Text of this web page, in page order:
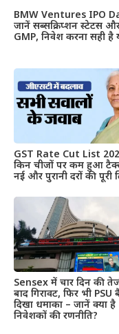
BMW Ventures IPO
जानें सब्सक्रिप्शन स्टेटस
GMP, निवेश करना सही है
GST Rate Cut List
किन चीजों पर कम हुआ
नई और पुरानी दरों की पूरी
Sensex में चार दिन की
बाद गिरावट, फिर भी PSU
दिखा धमाका – जानें क्या है
निवेशकों की रणनीति?